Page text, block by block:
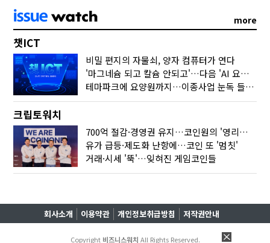
more
챗ICT
비밀 편지의 자물쇠, 양자 컴퓨터가 연다
'마그네슘 되고 칼슘 안되고'…다음 'AI 요약' 갈 길은
테마파크에 요양원까지…이종사업 눈독 들이는 게임사
크립토워치
700억 절감·경영권 유지…코인원의 '영리한 딜'
유가 급등·제도화 난항에…코인 또 '멈칫'
거래·시세 '뚝'…잊혀진 게임코인들
회사소개 이용약관 개인정보취급방침 저작권안내
Copyright 비즈니스워치 All Rights Reserved.